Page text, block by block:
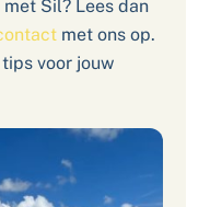
Sil? Lees dan
met ons op.
voor jouw